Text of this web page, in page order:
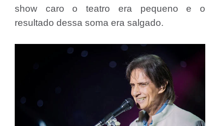
show caro o teatro era pequeno e o
resultado dessa soma era salgado.